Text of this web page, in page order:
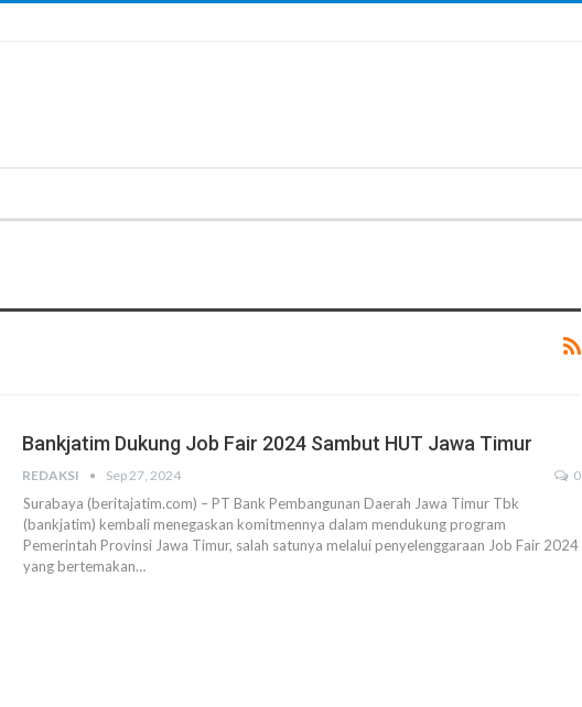
Bankjatim Dukung Job Fair 2024 Sambut HUT Jawa Timur
REDAKSI Sep 27, 2024 0
Surabaya (beritajatim.com) – PT Bank Pembangunan Daerah Jawa Timur Tbk
(bankjatim) kembali menegaskan komitmennya dalam mendukung program
Pemerintah Provinsi Jawa Timur, salah satunya melalui penyelenggaraan Job Fair 2024
yang bertemakan…